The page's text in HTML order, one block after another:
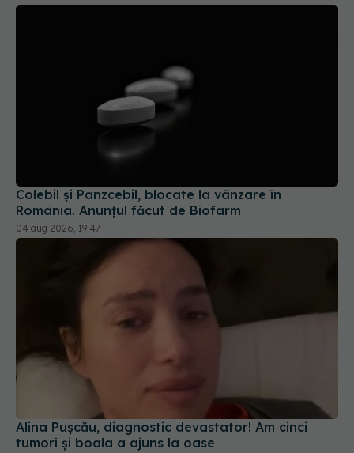
Colebil și Panzcebil, blocate la vânzare în
România. Anunțul făcut de Biofarm
04 aug 2026, 19:47
Alina Pușcău, diagnostic devastator! Am cinci
tumori și boala a ajuns la oase